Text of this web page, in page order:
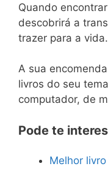
Quando
descobrirá a
trazer para a vida.
A sua
livros do seu
computador, de
Pode te
Melhor